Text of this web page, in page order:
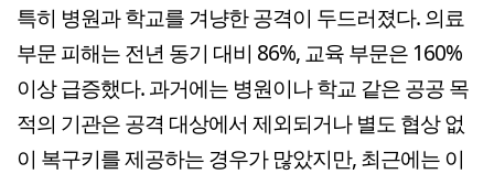
특히 병원과 학교를 겨냥한 공격이 두드러졌다. 의료
부문 피해는 전년 동기 대비 86%, 교육 부문은 160%
이상 급증했다. 과거에는 병원이나 학교 같은 공공 목
적의 기관은 공격 대상에서 제외되거나 별도 협상 없
이 복구키를 제공하는 경우가 많았지만, 최근에는 이